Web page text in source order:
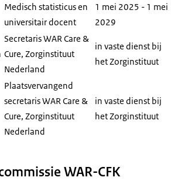
Medisch statisticus en
universitair docent
1 mei 2025 - 1 mei
2029
Secretaris WARCare &
Cure, Zorginstituut
Nederland
in vaste dienst bij
het Zorginstituut
Plaatsvervangend
secretaris WARCare &
Cure, Zorginstituut
Nederland
in vaste dienst bij
het Zorginstituut
WAR-CFK